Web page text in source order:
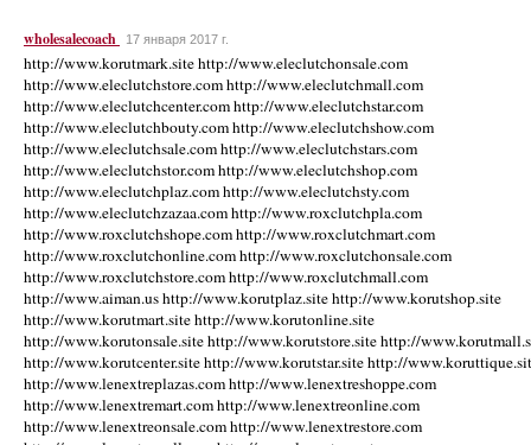
wholesalecoach 17 января 2017 г.
http://www.korutmark.site http://www.eleclutchonsale.com
http://www.eleclutchstore.com http://www.eleclutchmall.com
http://www.eleclutchcenter.com http://www.eleclutchstar.com
http://www.eleclutchbouty.com http://www.eleclutchshow.com
http://www.eleclutchsale.com http://www.eleclutchstars.com
http://www.eleclutchstor.com http://www.eleclutchshop.com
http://www.eleclutchplaz.com http://www.eleclutchsty.com
http://www.eleclutchzazaa.com http://www.roxclutchpla.com
http://www.roxclutchshope.com http://www.roxclutchmart.com
http://www.roxclutchonline.com http://www.roxclutchonsale.com
http://www.roxclutchstore.com http://www.roxclutchmall.com
http://www.aiman.us http://www.korutplaz.site http://www.korutshop.site
http://www.korutmart.site http://www.korutonline.site
http://www.korutonsale.site http://www.korutstore.site http://
http://www.korutcenter.site http://www.korutstar.site http://
http://www.lenextreplazas.com http://www.lenextreshoppe.com
http://www.lenextremart.com http://www.lenextreonline.com
http://www.lenextreonsale.com http://www.lenextrestore.com